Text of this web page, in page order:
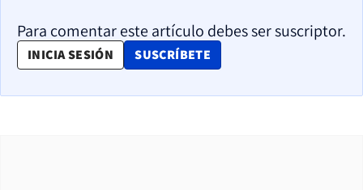
Para comentar este artículo debes ser suscriptor.
INICIA SESIÓN SUSCRÍBETE
OPENS IN NEW WINDOW